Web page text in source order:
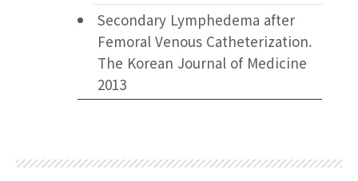
Secondary Lymphedema after
Femoral Venous Catheterization.
The Korean Journal of Medicine
2013